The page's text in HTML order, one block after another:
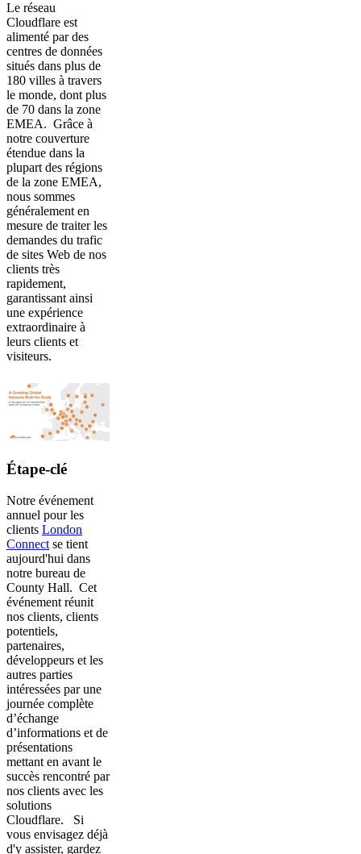
Le réseau
Cloudflare est
alimenté par des
centres de données
situés dans plus de
180 villes à travers
le monde, dont plus
de 70 dans la zone
EMEA. Grâce à
notre couverture
étendue dans la
plupart des régions
de la zone EMEA,
nous sommes
généralement en
mesure de traiter les
demandes du trafic
de sites Web de nos
clients très
rapidement,
garantissant ainsi
une expérience
extraordinaire à
leurs clients et
visiteurs.
Étape-clé
Notre événement
annuel pour les
clients London
Connect se tient
aujourd'hui dans
notre bureau de
County Hall. Cet
événement réunit
nos clients, clients
potentiels,
partenaires,
développeurs et les
autres parties
intéressées par une
journée complète
d’échange
d’informations et de
présentations
mettant en avant le
succès rencontré par
nos clients avec les
solutions
Cloudflare. Si
vous envisagez déjà
d'y assister, gardez